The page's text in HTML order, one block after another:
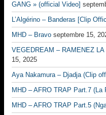
GANG » (official Video]
L’Algérino – Banderas [Clip
MHD – Bravo septembre 15,
VEGEDREAM – RAMENEZ LA
15, 2025
Aya Nakamura – Djadja (Clip
MHD – AFRO TRAP Part.7 (La
MHD – AFRO TRAP Part.5